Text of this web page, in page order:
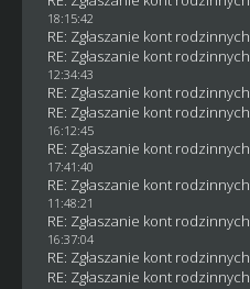
18:15:42
RE: Zgłaszanie kont rodzinnych
RE: Zgłaszanie kont rodzinnych
12:34:43
RE: Zgłaszanie kont rodzinnych
RE: Zgłaszanie kont rodzinnych
16:12:45
RE: Zgłaszanie kont rodzinnych
17:41:40
RE: Zgłaszanie kont rodzinnych
11:48:21
RE: Zgłaszanie kont rodzinnych
16:37:04
RE: Zgłaszanie kont rodzinnych
RE: Zgłaszanie kont rodzinnych